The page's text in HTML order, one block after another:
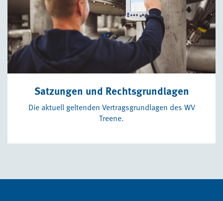
Satzungen und Rechtsgrundlagen
Die aktuell geltenden Vertragsgrundlagen des WV
Treene.